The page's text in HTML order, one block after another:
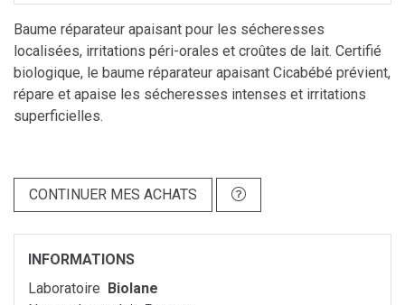
Baume réparateur apaisant pour les sécheresses
localisées, irritations péri-orales et croûtes de lait. Certifié
biologique, le baume réparateur apaisant Cicabébé prévient,
répare et apaise les sécheresses intenses et irritations
superficielles.
CONTINUER MES ACHATS
INFORMATIONS
Laboratoire Biolane